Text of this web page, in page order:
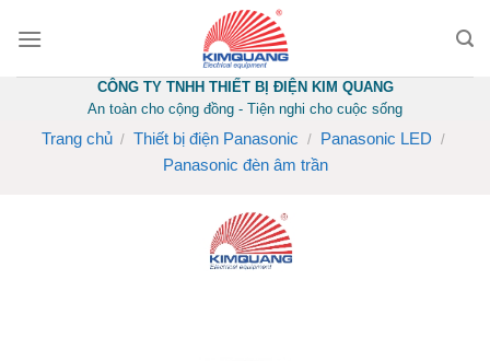
CÔNG TY TNHH THIẾT BỊ ĐIỆN KIM QUANG
An toàn cho cộng đồng - Tiện nghi cho cuộc sống
Trang chủ / Thiết bị điện Panasonic / Panasonic LED /
Panasonic đèn âm trần